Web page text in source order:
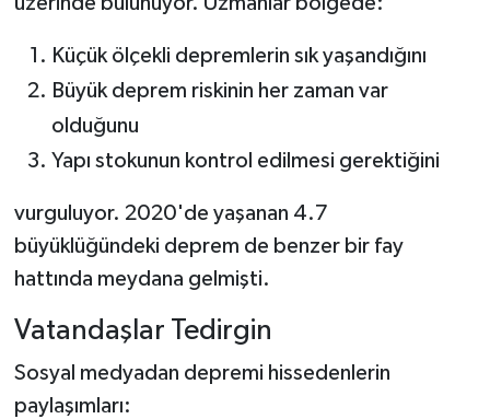
Küçük ölçekli depremlerin sık yaşandığını
Büyük deprem riskinin her zaman var
olduğunu
Yapı stokunun kontrol edilmesi gerektiğini
vurguluyor. 2020'de yaşanan 4.7
büyüklüğündeki deprem de benzer bir fay
hattında meydana gelmişti.
Vatandaşlar Tedirgin
Sosyal medyadan depremi hissedenlerin
paylaşımları: